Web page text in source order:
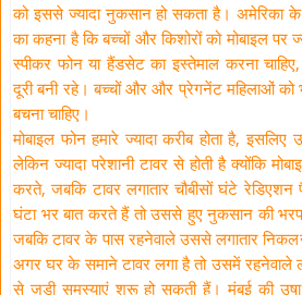
को इससे ज्यादा नुकसान हो सकता है। अमेरिका
का कहना है कि बच्चों और किशोरों को मोबाइल पर
स्पीकर फोन या हैंडसेट का इस्तेमाल करना
दूरी बनी रहे। बच्चों और और प्रेगनेंट महिलाओं को
बचना चाहिए।
मोबाइल फोन हमारे ज्यादा करीब होता है, इसलिए
लेकिन ज्यादा परेशानी टावर से होती है क्योंकि
करते, जबकि टावर लगातार चौबीसों घंटे
घंटा भर बात करते हैं तो उससे हुए नुकसान की
जबकि टावर के पास रहनेवाले उससे लगातार
अगर घर के समाने टावर लगा है तो उसमें
से जुड़ी समस्याएं शुरू हो सकती हैं। मुंबई की